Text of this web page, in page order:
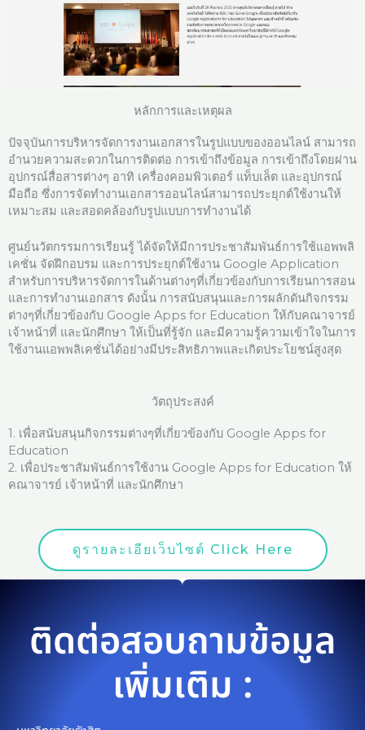
หลักการและเหตุผล
ปัจจุบันการบริหารจัดการงานเอกสารในรูปแบบของออนไลน์ สามารถ
อำนวยความสะดวกในการติดต่อ การเข้าถึงข้อมูล การเข้าถึงโดยผ่าน
อุปกรณ์สื่อสารต่างๆ อาทิ เครื่องคอมพิวเตอร์ แท็บเล็ต และอุปกรณ์
มือถือ ซึ่งการจัดทำงานเอกสารออนไลน์สามารถประยุกต์ใช้งานให้
เหมาะสม และสอดคล้องกับรูปแบบการทำงานได้
ศูนย์นวัตกรรมการเรียนรู้ ได้จัดให้มีการประชาสัมพันธ์การใช้แอพพลิ
เคชั่น จัดฝึกอบรม และการประยุกต์ใช้งาน Google Application
สำหรับการบริหารจัดการในด้านต่างๆที่เกี่ยวข้องกับการเรียนการสอน
และการทำงานเอกสาร ดังนั้น การสนับสนุนและการผลักดันกิจกรรม
ต่างๆที่เกี่ยวข้องกับ Google Apps for Education ให้กับคณาจารย์
เจ้าหน้าที่ และนักศึกษา ให้เป็นที่รู้จัก และมีความรู้ความเข้าใจในการ
ใช้งานแอพพลิเคชั่นได้อย่างมีประสิทธิภาพและเกิดประโยชน์สูงสุด
วัตถุประสงค์
1. เพื่อสนับสนุนกิจกรรมต่างๆที่เกี่ยวข้องกับ Google Apps for
Education
2. เพื่อประชาสัมพันธ์การใช้งาน Google Apps for Education ให้
คณาจารย์ เจ้าหน้าที่ และนักศึกษา
ดูรายละเอียเว็บไซต์ Click Here
ติดต่อสอบถามข้อมูล
เพิ่มเติม :